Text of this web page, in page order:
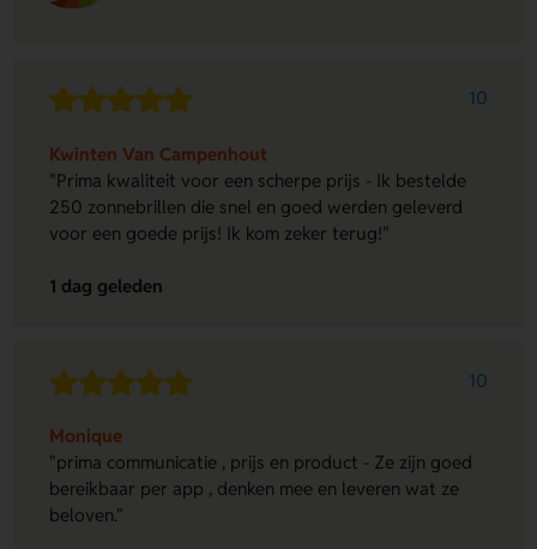
10
Kwinten Van Campenhout
"Prima kwaliteit voor een scherpe prijs - Ik bestelde
250 zonnebrillen die snel en goed werden geleverd
voor een goede prijs! Ik kom zeker terug!"
1 dag geleden
10
Monique
"prima communicatie , prijs en product - Ze zijn goed
bereikbaar per app , denken mee en leveren wat ze
beloven."